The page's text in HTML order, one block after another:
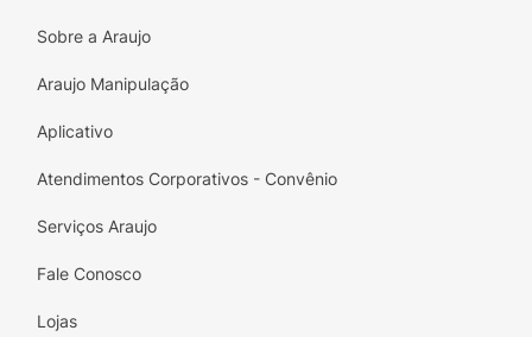
aproveite seus programas favoritos com
imagens e som claros e definidos. Invista na
experiência de entretenimento para o
Sobre a Araujo
Araujo Manipulação
Aplicativo
Atendimentos Corporativos - Convênio
Serviços Araujo
Fale Conosco
Lojas